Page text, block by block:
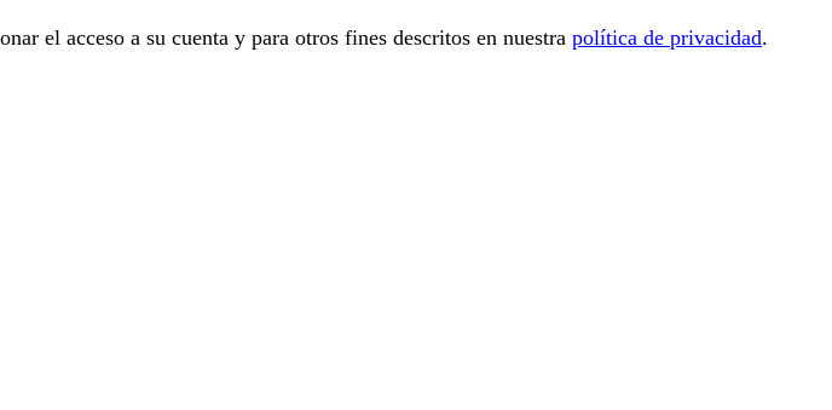
el acceso a su cuenta y para otros fines descritos en nuestra política de privacidad.